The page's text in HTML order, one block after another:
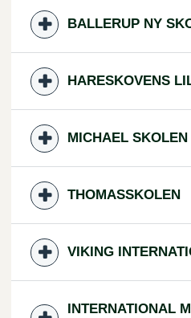
BALLERUP NY
HARESKOVENS
MICHAEL SKOLEN
THOMASSKOLEN
VIKING
INTERNATIONAL